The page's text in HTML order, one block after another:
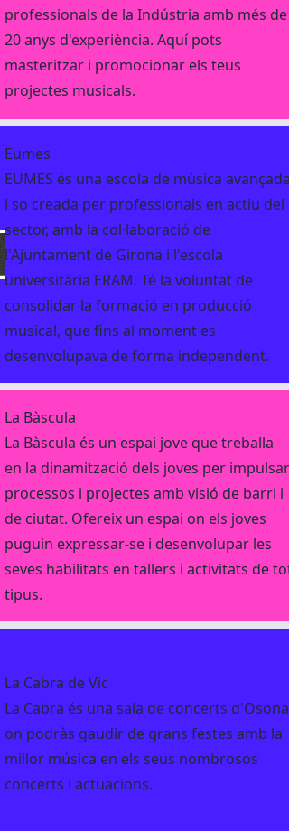
professionals de la Indústria amb més de
20 anys d'experiència. Aquí pots
masteritzar i promocionar els teus
projectes musicals.
Eumes
EUMES és una escola de música
i so creada per professionals en actiu del
sector, amb la col·laboració de
l'Ajuntament de Girona i l'escola
universitària ERAM. Té la voluntat de
consolidar la formació en producció
musical, que fins al moment es
desenvolupava de forma independent.
La Bàscula
La Bàscula és un espai jove que treballa
en la dinamització dels joves per
processos i projectes amb visió de barri i
de ciutat. Ofereix un espai on els joves
puguin expressar-se i desenvolupar les
seves habilitats en tallers i activitats de
tipus.
La Cabra de Vic
La Cabra és una sala de concerts d'Osona
on podràs gaudir de grans festes amb la
millor música en els seus nombrosos
concerts i actuacions.